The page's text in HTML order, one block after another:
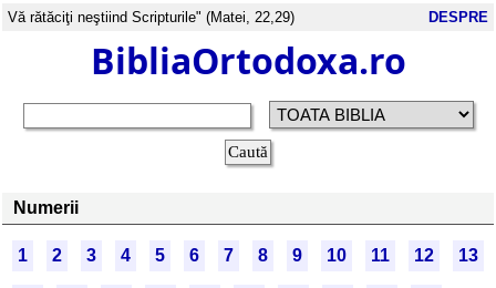
Vă rătăciţi neştiind Scripturile" (Matei, 22,29) DESPRE
BibliaOrtodoxa.ro
Numerii
1 2 3 4 5 6 7 8 9 10 11 12 13